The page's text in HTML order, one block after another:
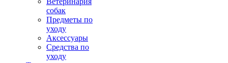
собак
Предметы по
уходу
Аксессуары
Средства по
уходу